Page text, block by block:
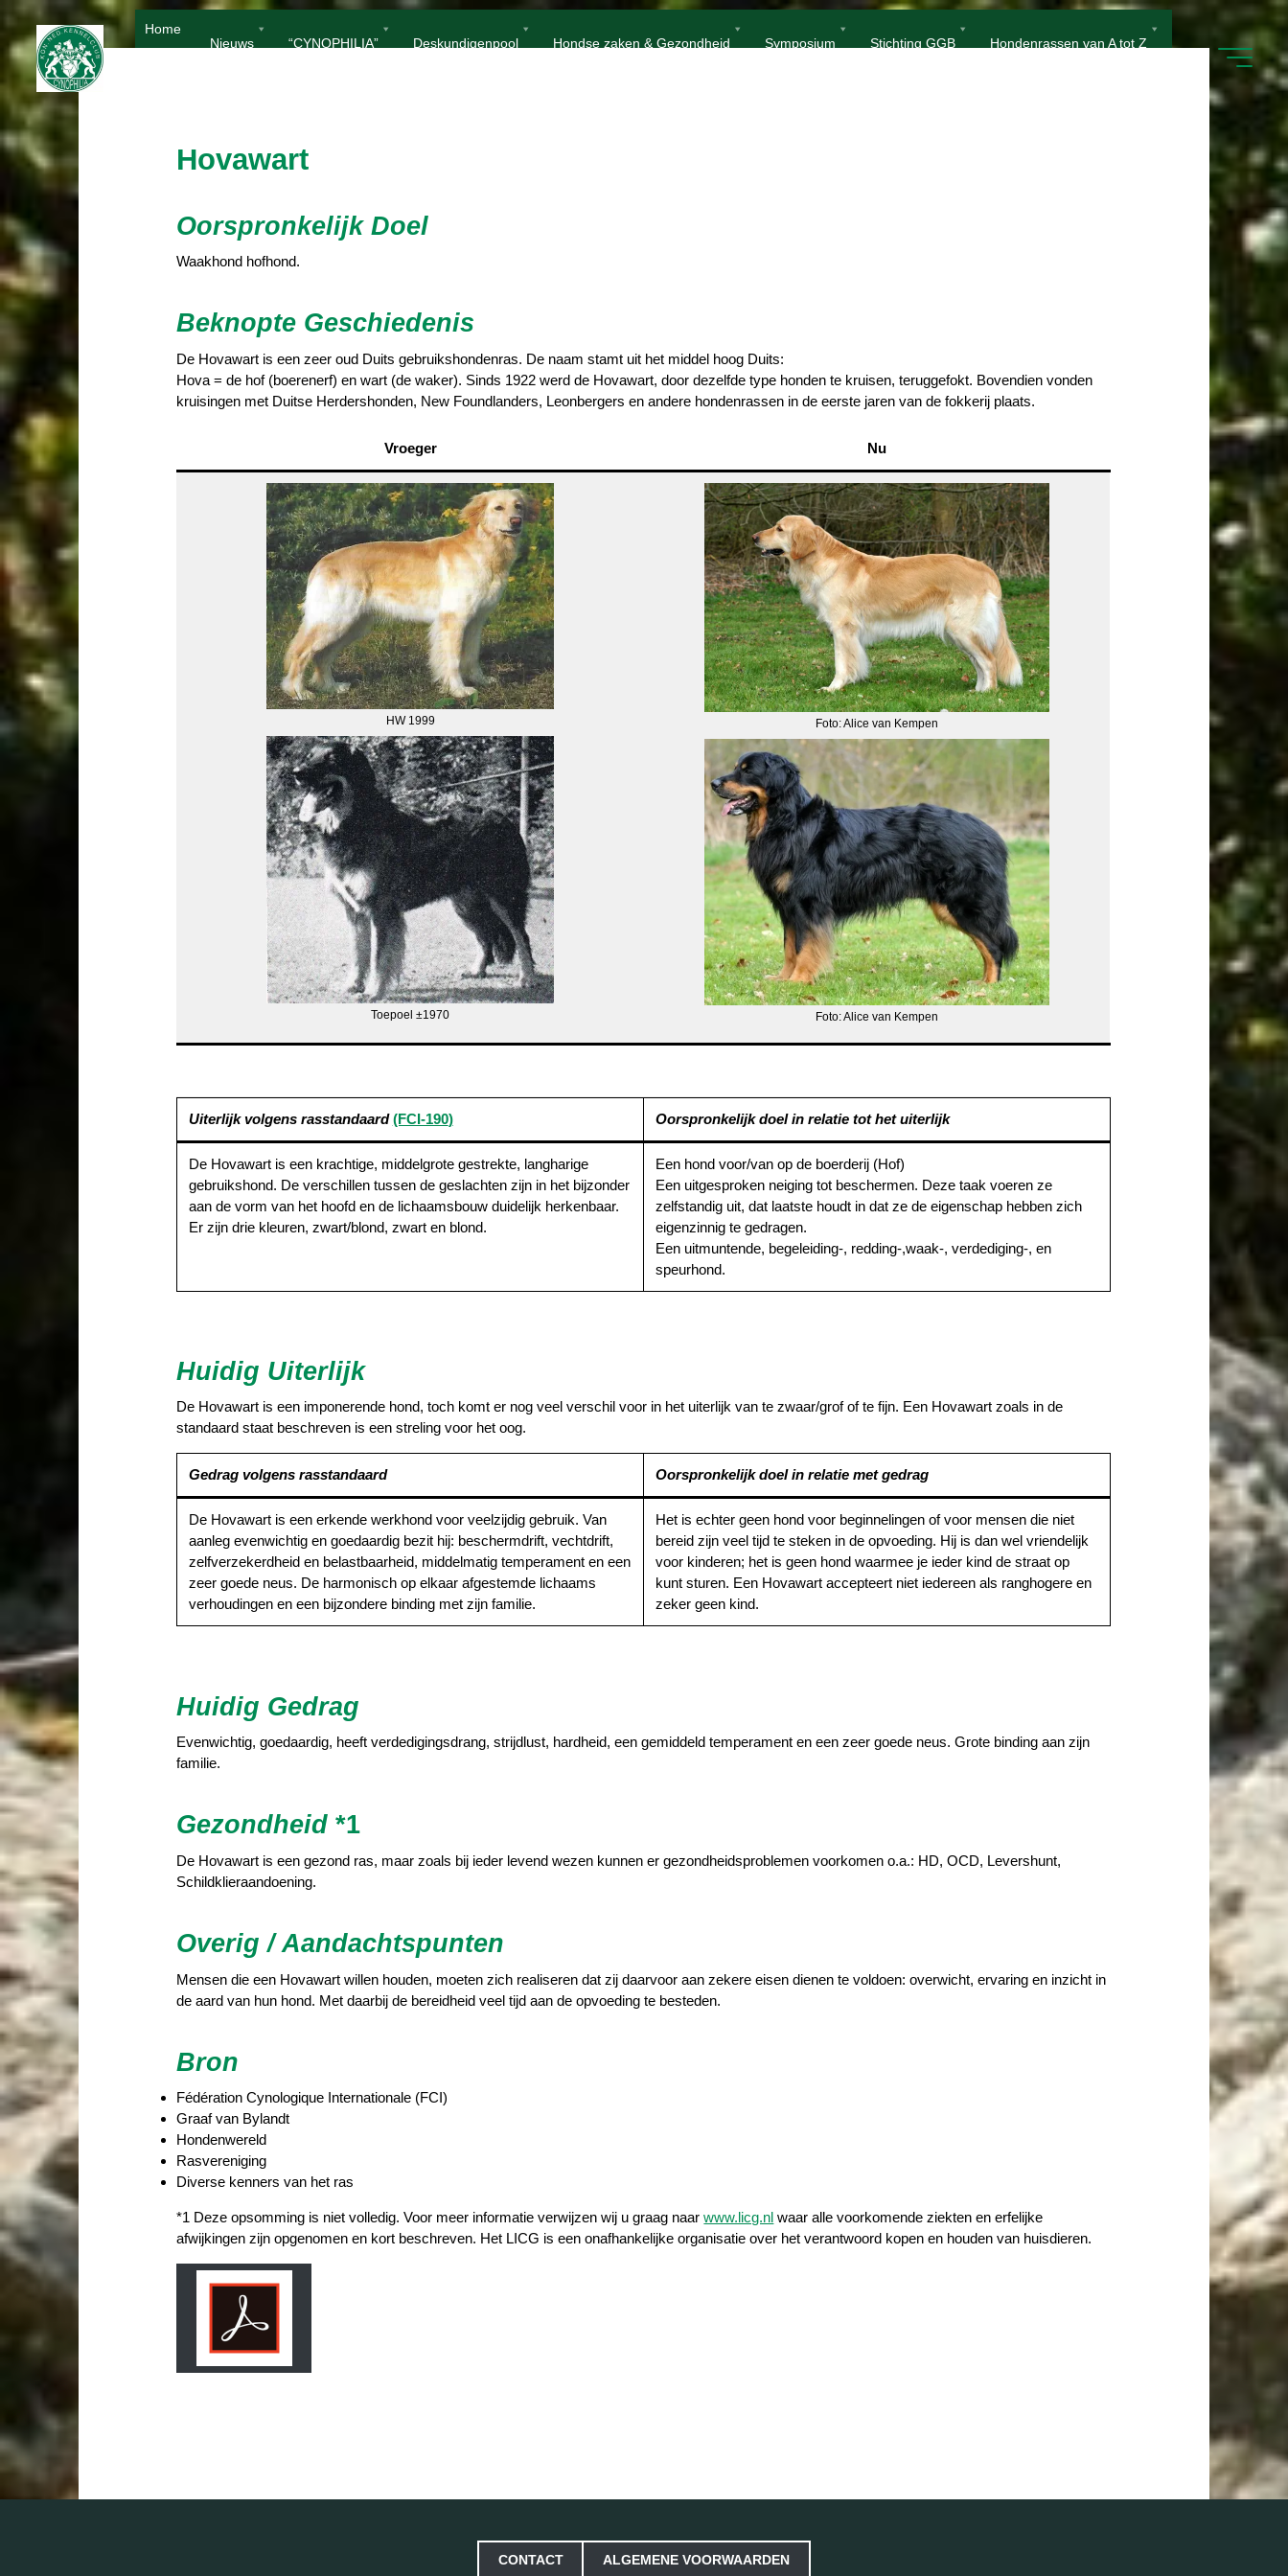
naar
de
inhoud
Home
Nieuws
“CYNOPHILIA” Deskundigenpool Hondse zaken & Gezondheid Symposium Stichting GGB Hondenrassen van A tot Z
Hovawart
Oorspronkelijk Doel
Waakhond hofhond.
Beknopte Geschiedenis
De Hovawart is een zeer oud Duits gebruikshondenras. De naam stamt uit het middel hoog Duits:
Hova = de hof (boerenerf) en wart (de waker). Sinds 1922 werd de Hovawart, door dezelfde type honden te kruisen, teruggefokt. Bovendien vonden
kruisingen met Duitse Herdershonden, New Foundlanders, Leonbergers en andere hondenrassen in de eerste jaren van de fokkerij plaats.
Vroeger Nu
HW 1999
Toepoel ±1970
Foto: Alice van Kempen
Foto: Alice van Kempen
Uiterlijk volgens rasstandaard(FCI-190) Oorspronkelijk doel in relatie tot het uiterlijk
De Hovawart is een krachtige, middelgrote gestrekte, langharige
gebruikshond. De verschillen tussen de geslachten zijn in het bijzonder
aan de vorm van het hoofd en de lichaamsbouw duidelijk herkenbaar.
Er zijn drie kleuren, zwart/blond, zwart en blond.
Een hond voor/van op de boerderij (Hof)
Een uitgesproken neiging tot beschermen. Deze taak voeren ze
zelfstandig uit, dat laatste houdt in dat ze de eigenschap hebben zich
eigenzinnig te gedragen.
Een uitmuntende, begeleiding-, redding-,waak-, verdediging-, en
speurhond.
Huidig Uiterlijk
De Hovawart is een imponerende hond, toch komt er nog veel verschil voor in het uiterlijk van te zwaar/grof of te fijn. Een Hovawart zoals in de
standaard staat beschreven is een streling voor het oog.
Gedrag volgens rasstandaard Oorspronkelijk doel in relatie met gedrag
De Hovawart is een erkende werkhond voor veelzijdig gebruik. Van
aanleg evenwichtig en goedaardig bezit hij: beschermdrift, vechtdrift,
zelfverzekerdheid en belastbaarheid, middelmatig temperament en een
zeer goede neus. De harmonisch op elkaar afgestemde lichaams
verhoudingen en een bijzondere binding met zijn familie.
Het is echter geen hond voor beginnelingen of voor mensen die niet
bereid zijn veel tijd te steken in de opvoeding. Hij is dan wel vriendelijk
voor kinderen; het is geen hond waarmee je ieder kind de straat op
kunt sturen. Een Hovawart accepteert niet iedereen als ranghogere en
zeker geen kind.
Huidig Gedrag
Evenwichtig, goedaardig, heeft verdedigingsdrang, strijdlust, hardheid, een gemiddeld temperament en een zeer goede neus. Grote binding aan zijn
familie.
Gezondheid *1
De Hovawart is een gezond ras, maar zoals bij ieder levend wezen kunnen er gezondheidsproblemen voorkomen o.a.: HD, OCD, Levershunt,
Schildklieraandoening.
Overig / Aandachtspunten
Mensen die een Hovawart willen houden, moeten zich realiseren dat zij daarvoor aan zekere eisen dienen te voldoen: overwicht, ervaring en inzicht in
de aard van hun hond. Met daarbij de bereidheid veel tijd aan de opvoeding te besteden.
Bron
Fédération Cynologique Internationale (FCI)
Graaf van Bylandt
Hondenwereld
Rasvereniging
Diverse kenners van het ras
*1 Deze opsomming is niet volledig. Voor meer informatie verwijzen wij u graag naarwww.licg.nl waar alle voorkomende ziekten en erfelijke
afwijkingen zijn opgenomen en kort beschreven. Het LICG is een onafhankelijke organisatie over het verantwoord kopen en houden van huisdieren.
CONTACT ALGEMENE VOORWAARDEN